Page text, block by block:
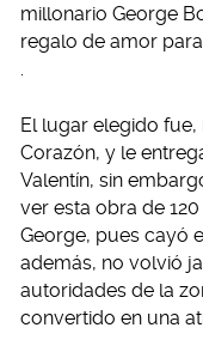
millonario George
regalo de amor
El lugar elegido fue,
Corazón, y le
Valentín, sin
ver esta obra de
George, pues cayó
además, no volvió
autoridades de la
convertido en una